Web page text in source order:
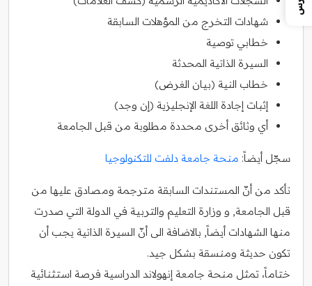
شهادات التخرج من المؤهلات السابقة
خطابي توصية
السيرة الذاتية المحدثة
خطاب النية (بيان الغرض)
إثبات إجادة اللغة الإنجليزية (إن وجد)
أي وثائق أخرى محددة مطلوبة من قبل الجامعة
سجّل أيضاً: منحة جامعة دلفت للتكنولوجيا
تأكد من أنّ المستندات السابقة مترجمة ومصادق عليها من
قبل الجامعة, و وزارة التعليم والتربية في الدولة التي صدرت
منها الشهادات أيضاً, بالاضافة الى أنّ السيرة الذاتية يجب أن
تكون حديثة ومنسقة بشكل جيد.
ختاماً، تمثل منحة جامعة إنهولاند الدراسية فرصة استثنائية